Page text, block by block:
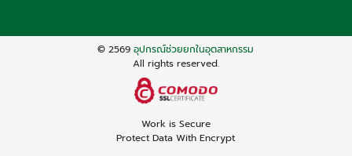
© 2569อุปกรณ์ช่วยยกในอุตสาหกรรม
All rights reserved.
Work is Secure
Protect Data With Encrypt